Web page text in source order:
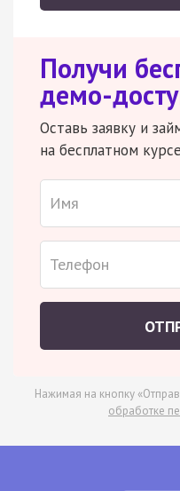
Получи
демо-
Оставь заявку и
на бесплатном
Нажимая на кнопку
обработке